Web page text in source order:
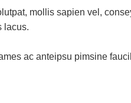
mollis sapien vel,
lacus.
ac anteipsu pimsine